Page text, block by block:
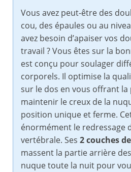
Vous avez peut-être des
cou, des épaules ou au
avez besoin d’apaiser vos
travail ? Vous êtes sur la
est conçu pour soulager
corporels. Il optimise la
sur le dos en vous offrant la
maintenir le creux de la
position unique et ferme.
énormément le redressage
vertébrale. Ses 2 couches
massent la partie arrière
nuque toute la nuit pour